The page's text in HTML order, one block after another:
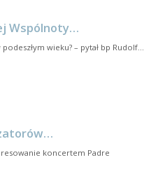
Wspólnoty…
wieku? – pytał bp Rudolf…
koncertem Padre